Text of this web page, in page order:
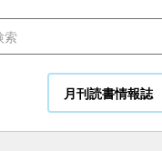
月刊読書情報誌